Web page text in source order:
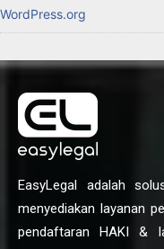
WordPress.org
EasyLegal adalah
menyediakan layanan
pendaftaran HAKI &